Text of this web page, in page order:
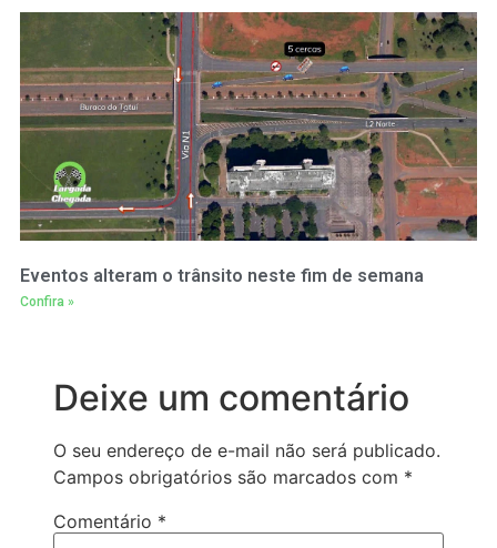
Eventos alteram o trânsito neste fim de semana
Confira »
Deixe um comentário
O seu endereço de e-mail não será publicado.
Campos obrigatórios são marcados com *
Comentário *